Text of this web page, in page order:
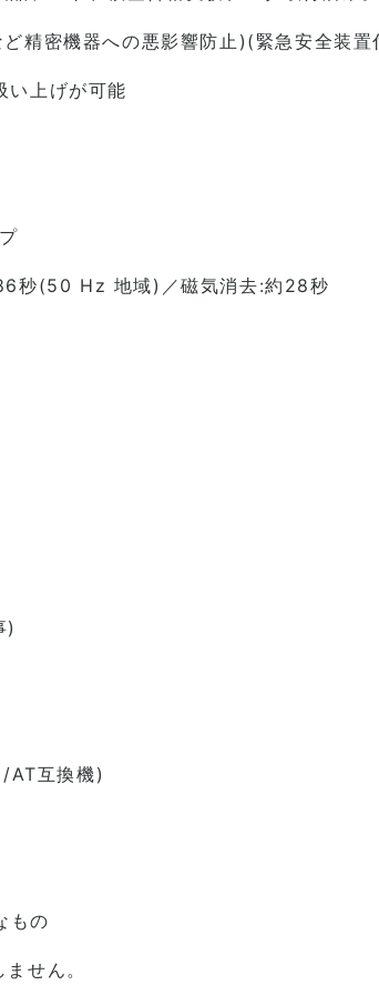
精密機器への悪影響防止)(緊急安全装置
い上げが可能
秒(50 Hz 地域)／磁気消去:約28秒
)
互換機)
もの
せん。